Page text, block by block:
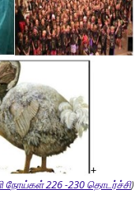
நோய்கள் 226 -230 தொடர்ச்சி)